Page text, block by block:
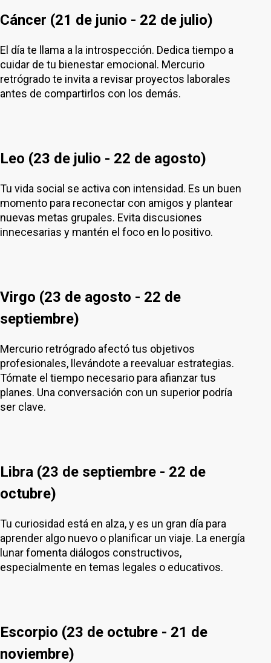
Cáncer (21 de junio - 22 de julio)
El día te llama a la introspección. Dedica tiempo a
cuidar de tu bienestar emocional. Mercurio
retrógrado te invita a revisar proyectos laborales
antes de compartirlos con los demás.
Leo (23 de julio - 22 de agosto)
Tu vida social se activa con intensidad. Es un buen
momento para reconectar con amigos y plantear
nuevas metas grupales. Evita discusiones
innecesarias y mantén el foco en lo positivo.
Virgo (23 de agosto - 22 de
septiembre)
Mercurio retrógrado afectó tus objetivos
profesionales, llevándote a reevaluar estrategias.
Tómate el tiempo necesario para afianzar tus
planes. Una conversación con un superior podría
ser clave.
Libra (23 de septiembre - 22 de
octubre)
Tu curiosidad está en alza, y es un gran día para
aprender algo nuevo o planificar un viaje. La energía
lunar fomenta diálogos constructivos,
especialmente en temas legales o educativos.
Escorpio (23 de octubre - 21 de
noviembre)